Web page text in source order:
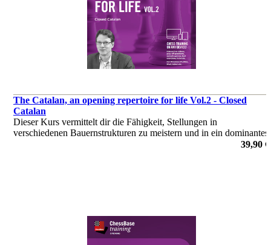
The Catalan, an opening repertoire for life Vol.2 - Closed
Catalan
Dieser Kurs vermittelt dir die Fähigkeit, Stellungen in
verschiedenen Bauernstrukturen zu meistern und in ein dominantes
Mittelspiel überzugehen. Er stattet dich mit dem nötigen Wissen
39,90 €